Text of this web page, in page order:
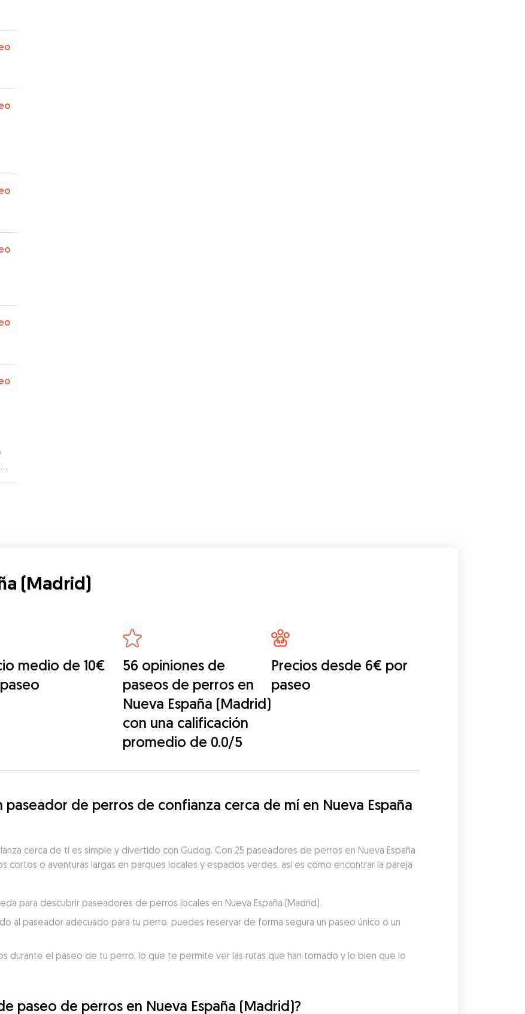
(Madrid)
medio de 10€
56 opiniones de
paseos de perros en
Nueva España (Madrid)
con una calificación
promedio de 0.0/5
Precios desde 6€ por
paseo
de perros de confianza cerca de mí en Nueva España
cerca de ti es simple y divertido con Gudog. Con 25 paseadores de perros en Nueva España
cortos o aventuras largas en parques locales y espacios verdes, así es cómo encontrar la pareja
para descubrir paseadores de perros locales en Nueva España (Madrid).
al paseador adecuado para tu perro, puedes reservar de forma segura un paseo único o un
durante el paseo de tu perro, lo que te permite ver las rutas que han tomado y lo bien que lo
paseo de perros en Nueva España (Madrid)?